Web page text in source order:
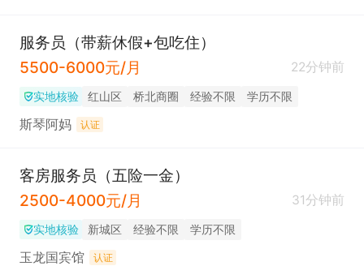
服务员（带薪休假+包吃住）
5500-6000元/月
22分钟前
实地核验 红山区 桥北商圈 经验不限 学历不限
斯琴阿妈 认证
客房服务员（五险一金）
2500-4000元/月
31分钟前
实地核验 新城区 经验不限 学历不限
玉龙国宾馆 认证